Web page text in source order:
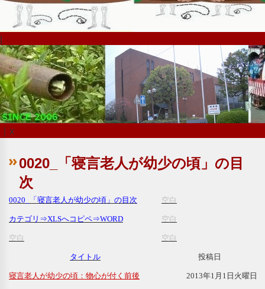
｜x
0020_「寝言老人が幼少の頃」の目
次
0020_「寝言老人が幼少の頃」の目次 空白
カテゴリ⇒XLSへコピペ⇒WORD 空白
空白 空白
タイトル 投稿日
寝言老人が幼少の頃：物心が付く前後 2013年1月1日火曜日